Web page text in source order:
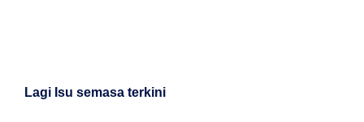
Lagi Isu semasa terkini